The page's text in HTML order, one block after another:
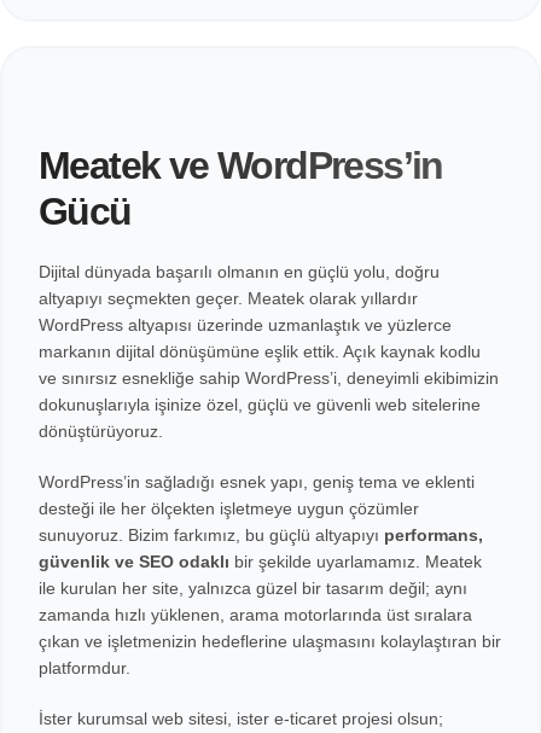
Meatek ve WordPress’in
Gücü
Dijital dünyada başarılı olmanın en güçlü yolu, doğru
altyapıyı seçmekten geçer. Meatek olarak yıllardır
WordPress altyapısı üzerinde uzmanlaştık ve yüzlerce
markanın dijital dönüşümüne eşlik ettik. Açık kaynak kodlu
ve sınırsız esnekliğe sahip WordPress’i, deneyimli ekibimizin
dokunuşlarıyla işinize özel, güçlü ve güvenli web sitelerine
dönüştürüyoruz.
WordPress’in sağladığı esnek yapı, geniş tema ve eklenti
desteği ile her ölçekten işletmeye uygun çözümler
sunuyoruz. Bizim farkımız, bu güçlü altyapıyı performans,
güvenlik ve SEO odaklı bir şekilde uyarlamamız. Meatek
ile kurulan her site, yalnızca güzel bir tasarım değil; aynı
zamanda hızlı yüklenen, arama motorlarında üst sıralara
çıkan ve işletmenizin hedeflerine ulaşmasını kolaylaştıran bir
platformdur.
İster kurumsal web sitesi, ister e-ticaret projesi olsun;